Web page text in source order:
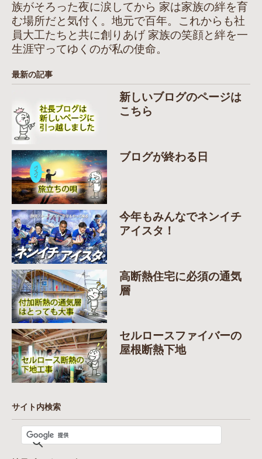
族がそろった夜に涙してから 家は家族の絆を育
む場所だと気付く。地元で百年。これからも社
員大工たちと共に創りあげ 家族の笑顔と絆を一
生涯守ってゆくのが私の使命。
最新の記事
新しいブログのページは
こちら
ブログが終わる日
今年もみんなでネンイチ
アイスタ！
高断熱住宅に必須の通気
層
セルロースファイバーの
屋根断熱下地
サイト内検索